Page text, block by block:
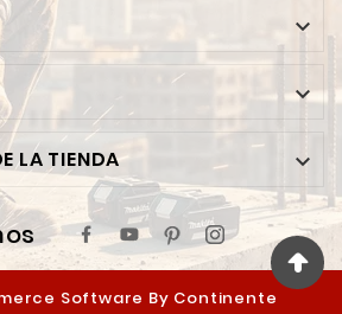


LA TIENDA 
Software By Continente